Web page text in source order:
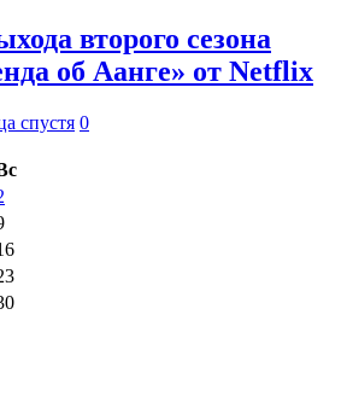
второго сезона
об Аанге» от Netflix
спустя 0